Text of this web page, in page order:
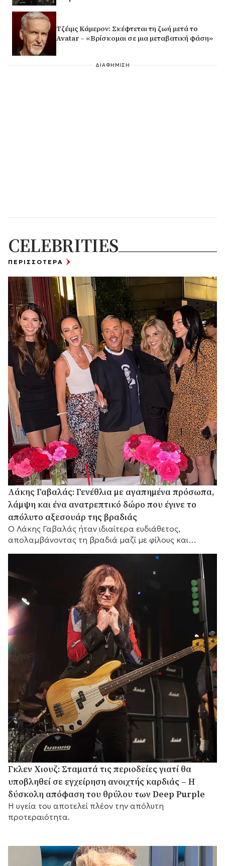
Τζέιμς Κάμερον: Σκέφτεται τη ζωή μετά το
Avatar – «Βρίσκομαι σε μια μεταβατική φάση»
ΔΙΑΦΗΜΙΣΗ
CELEBRITIES
ΠΕΡΙΣΣΟΤΕΡΑ
Λάκης Γαβαλάς: Γενέθλια με αγαπημένα πρόσωπα,
λάμψη και ένα ανατρεπτικό δώρο που έγινε το
απόλυτο αξεσουάρ της βραδιάς
Ο Λάκης Γαβαλάς ήταν ιδιαίτερα ευδιάθετος,
απολαμβάνοντας τη βραδιά μαζί με φίλους και
Γκλεν Χιουζ: Σταματά τις περιοδείες γιατί θα
υποβληθεί σε εγχείρηση ανοιχτής καρδιάς – Η
δύσκολη απόφαση του θρύλου των Deep Purple
Η υγεία του αποτελεί πλέον την απόλυτη
προτεραιότητα.